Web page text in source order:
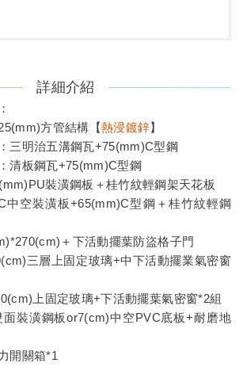
詳細介紹
方管結構【熱浸鍍鋅】
三明治五溝鋼瓦+75(mm)C型鋼
板鋼瓦+75(mm)C型鋼
裝潢鋼板＋桂竹紋輕鋼架天花板
空裝潢板+65(mm)C型鋼＋桂竹紋輕鋼
＋下活動擺葉防盜格子門
三層上固定玻璃+中下活動擺業氣密窗
上固定玻璃+下活動擺葉氣密窗*2組
裝潢鋼板or7(cm)中空PVC底板+耐磨地
開關箱*1